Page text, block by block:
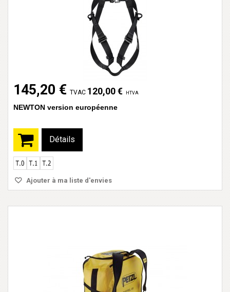
145,20 € TVAC 120,00 € HTVA
NEWTON version européenne
Détails
Ajouter à ma liste d'envies